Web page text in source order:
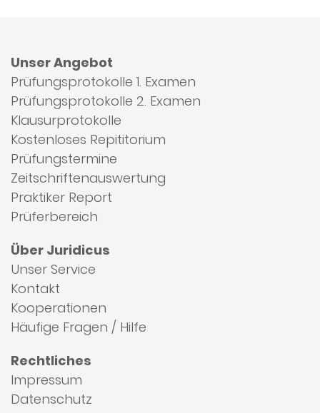
Unser Angebot
Prüfungsprotokolle 1. Examen
Prüfungsprotokolle 2. Examen
Klausurprotokolle
Kostenloses Repititorium
Prüfungstermine
Zeitschriftenauswertung
Praktiker Report
Prüferbereich
Über Juridicus
Unser Service
Kontakt
Kooperationen
Häufige Fragen / Hilfe
Rechtliches
Impressum
Datenschutz